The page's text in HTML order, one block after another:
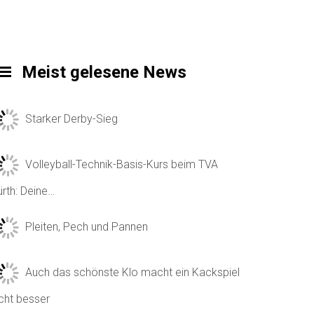
Meist gelesene News
Starker Derby-Sieg
Volleyball-Technik-Basis-Kurs beim TVA
Deine…
Pleiten, Pech und Pannen
Auch das schönste Klo macht ein Kackspiel
besser